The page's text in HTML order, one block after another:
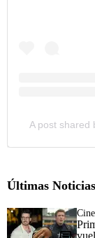
A post shared
Últimas Noticias
Cine